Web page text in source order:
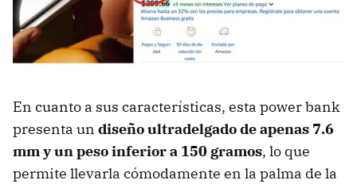
En cuanto a sus características, esta power bank
presenta un diseño ultradelgado de apenas 7.6
mm y un peso inferior a 150 gramos, lo que
permite llevarla cómodamente en la palma de la